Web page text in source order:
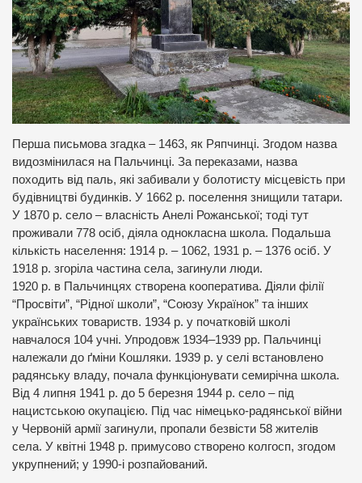
Перша письмова згадка – 1463, як Ряпчинці. Згодом назва
видозмінилася на Пальчинці. За переказами, назва
походить від паль, які забивали у болотисту місцевість при
будівництві будинків. У 1662 р. поселення знищили татари.
У 1870 р. село – власність Анелі Рожанської; тоді тут
проживали 778 осіб, діяла однокласна школа. Подальша
кількість населення: 1914 р. – 1062, 1931 р. – 1376 осіб. У
1918 р. згоріла частина села, загинули люди.
1920 р. в Пальчинцях створена кооператива. Діяли філії
“Просвіти”, “Рідної школи”, “Союзу Українок” та інших
українських товариств. 1934 р. у початковій школі
навчалося 104 учні. Упродовж 1934–1939 рр. Пальчинці
належали до ґміни Кошляки. 1939 р. у селі встановлено
радянську владу, почала функціонувати семирічна школа.
Від 4 липня 1941 р. до 5 березня 1944 р. село – під
нацистською окупацією. Під час німецько-радянської війни
у Червоній армії загинули, пропали безвісти 58 жителів
села. У квітні 1948 р. примусово створено колгосп, згодом
укрупнений; у 1990-і розпайований.